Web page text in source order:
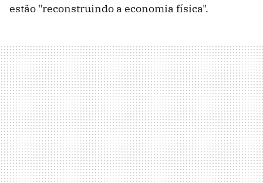
estão "reconstruindo a economia física".